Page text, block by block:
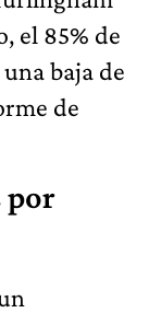
el 85% de
baja de
de
por